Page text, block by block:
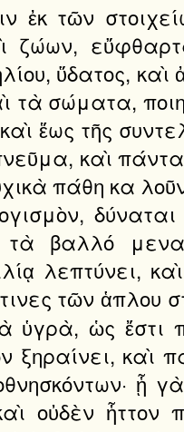
ἐκ τῶν
ὕδατος,
τὰ σώματα,
ἕως τῆς
καὶ πάντα
πάθη κα
βαλλό
λεπτύνει,
τῶν ἁπλου
ὑγρὰ, ὡς ἔστι
ξηραίνει, καὶ
οὐδὲν